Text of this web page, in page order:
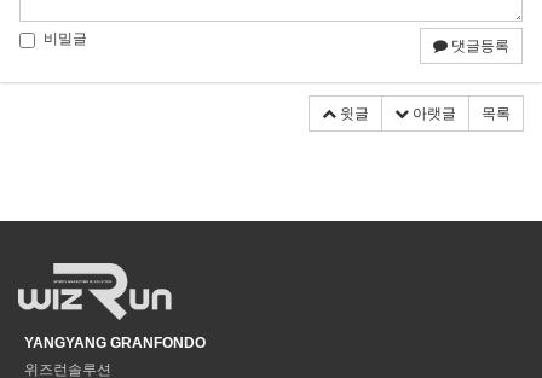
비밀글 댓글등록
윗글 아랫글 목록
YANGYANG GRANFONDO
위즈런솔루션